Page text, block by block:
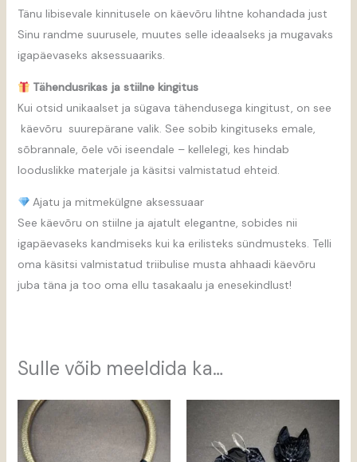
Tänu libisevale kinnitusele on käevõru lihtne kohandada just
Sinu randme suurusele, muutes selle ideaalseks ja mugavaks
igapäevaseks aksessuaariks.
Tähendusrikas ja stiilne kingitus
Kui otsid unikaalset ja sügava tähendusega kingitust, on see
käevõru suurepärane valik. See sobib kingituseks emale,
sõbrannale, õele või iseendale – kellelegi, kes hindab
looduslikke materjale ja käsitsi valmistatud ehteid.
Ajatu ja mitmekülgne aksessuaar
See käevõru on stiilne ja ajatult elegantne, sobides nii
igapäevaseks kandmiseks kui ka erilisteks sündmusteks. Telli
oma käsitsi valmistatud triibulise musta ahhaadi käevõru
juba täna ja too oma ellu tasakaalu ja enesekindlust!
Sulle võib meeldida ka…